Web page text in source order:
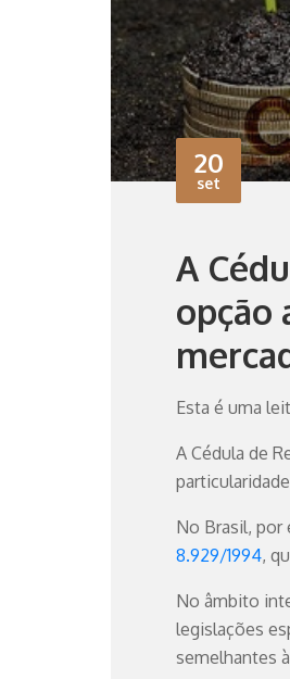
20
set
A
opção
Esta é uma
A Cédula de
No Brasil, por
8.929/1994,
No âmbito
legislações
semelhantes